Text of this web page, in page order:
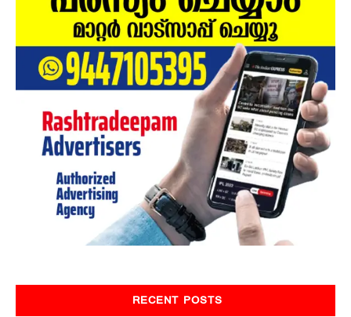
RECENT POSTS